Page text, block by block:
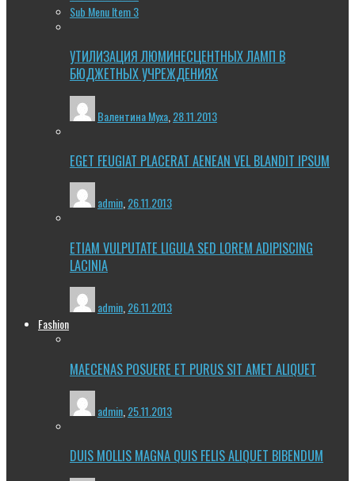
Sub Menu Item 3
УТИЛИЗАЦИЯ ЛЮМИНЕСЦЕНТНЫХ ЛАМП В
БЮДЖЕТНЫХ УЧРЕЖДЕНИЯХ
Валентина Муха 28.11.2013
EGET FEUGIAT PLACERAT AENEAN VEL BLANDIT IPSUM
admin,26.11.2013
ETIAM VULPUTATE LIGULA SED LOREM ADIPISCING
LACINIA
admin 26.11.2013
Fashion
MAECENAS POSUERE ET PURUS SIT AMET ALIQUET
admin 25.11.2013
DUIS MOLLIS MAGNA QUIS FELIS ALIQUET BIBENDUM